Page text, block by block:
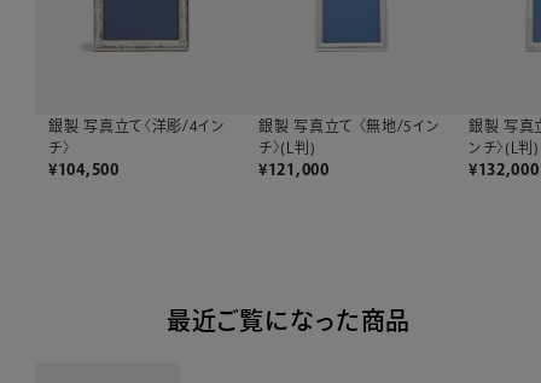
銀製 写真立て〈洋彫/4イン
チ〉
¥104,500
銀製 写真立て 〈無地/5イン
チ〉(L判)
¥121,000
銀製 写真
ンチ〉(L判)
¥132,000
最近ご覧になった商品